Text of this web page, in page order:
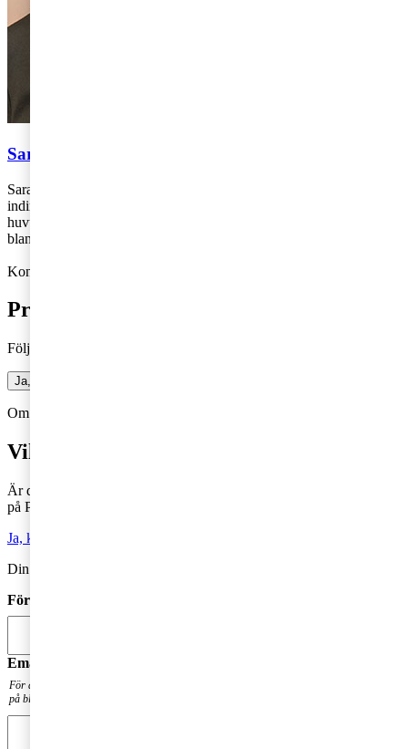
Sara Lörenskog
Sara Lörenskog arbetar med momsrådgivning på avdelningen för
indirekta skatter på PwC:s kontor i Stockholm. Sara jobbar i
huvudsak med rådgivning till internationellt verksamma företag
bland annat i samband omstruktureringar och internationell handel.
Kontakt: 010-213 35 56,
Prenumerera på bloggen
Följ vår blogg och få insikter som driver tillväxt
Ja, jag vill prenumerera på Företagarbloggen
Om du inte får fram något formulär via knappen ovan,
Vill du veta mer?
Är du intresserad av våra tjänster och vill komma i kontakt med oss
på PwC?
Ja, kontakta mig
Din kommentar publiceras i anslutning till blogginlägget.
Förnamn
Email
För att få en notis när din fråga har besvarats. Din mailadress kommer inte att publiceras
på bloggen.